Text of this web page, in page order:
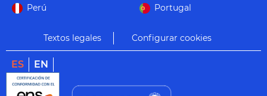
Perú Portugal
Textos legales Configurar cookies
ES EN